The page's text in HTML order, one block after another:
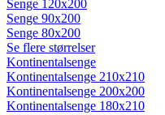
Senge 120x200
Senge 90x200
Senge 80x200
Se flere størrelser
Kontinentalsenge
Kontinentalsenge 210x210
Kontinentalsenge 200x200
Kontinentalsenge 180x210